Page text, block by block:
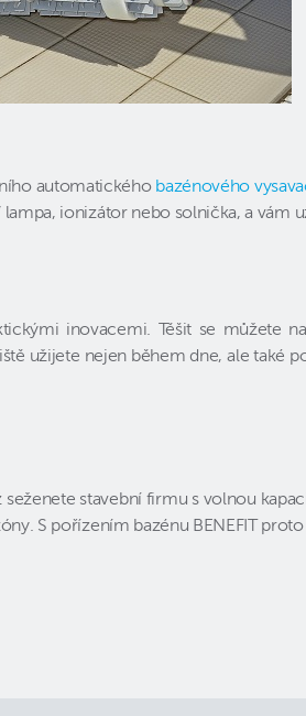
automatického bazénového
ionizátor nebo solnička, a vám
inovacemi. Těšit se můžete
užijete nejen během dne, ale také
stavební firmu s volnou
S pořízením bazénu BENEFIT